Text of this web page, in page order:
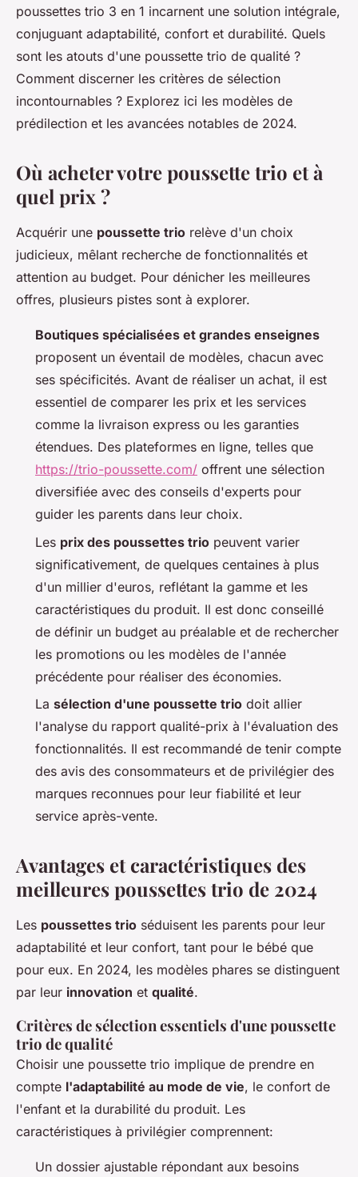
Clara•2 avril 2024•3 min de lecture
poussettes trio 3 en 1 incarnent une solution intégrale,
conjuguant adaptabilité, confort et durabilité. Quels
sont les atouts d'une poussette trio de qualité ?
Comment discerner les critères de sélection
incontournables ? Explorez ici les modèles de
prédilection et les avancées notables de 2024.
Où acheter votre poussette trio et à
quel prix ?
Acquérir une poussette trio relève d'un choix
judicieux, mêlant recherche de fonctionnalités et
attention au budget. Pour dénicher les meilleures
offres, plusieurs pistes sont à explorer.
Boutiques spécialisées et grandes enseignes
proposent un éventail de modèles, chacun avec
ses spécificités. Avant de réaliser un achat, il est
essentiel de comparer les prix et les services
comme la livraison express ou les garanties
étendues. Des plateformes en ligne, telles que
https://trio-poussette.com/ offrent une sélection
diversifiée avec des conseils d'experts pour
guider les parents dans leur choix.
Les prix des poussettes trio peuvent varier
significativement, de quelques centaines à plus
d'un millier d'euros, reflétant la gamme et les
caractéristiques du produit. Il est donc conseillé
de définir un budget au préalable et de rechercher
les promotions ou les modèles de l'année
précédente pour réaliser des économies.
La sélection d'une poussette trio doit allier
l'analyse du rapport qualité-prix à l'évaluation des
fonctionnalités. Il est recommandé de tenir compte
des avis des consommateurs et de privilégier des
marques reconnues pour leur fiabilité et leur
service après-vente.
Avantages et caractéristiques des
meilleures poussettes trio de 2024
Les poussettes trio séduisent les parents pour leur
adaptabilité et leur confort, tant pour le bébé que
pour eux. En 2024, les modèles phares se distinguent
par leur innovation et qualité.
Critères de sélection essentiels d'une poussette
trio de qualité
Choisir une poussette trio implique de prendre en
compte l'adaptabilité au mode de vie, le confort de
l'enfant et la durabilité du produit. Les
caractéristiques à privilégier comprennent:
Un dossier ajustable répondant aux besoins